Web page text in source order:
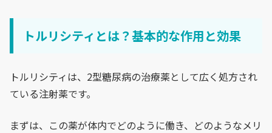
トルリシティとは？基本的な作用と効果
トルリシティは、2型糖尿病の治療薬として広く処方され
ている注射薬です。
まずは、この薬が体内でどのように働き、どのようなメリ